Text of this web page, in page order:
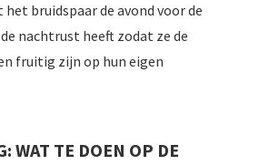
bruidspaar de avond voor de
nachtrust heeft zodat ze de
fruitig zijn op hun eigen
WAT TE DOEN OP DE